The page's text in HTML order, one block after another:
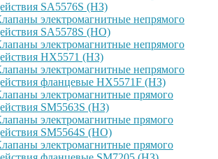
SA5576S (НЗ)
электромагнитные непрямого
SA5578S (НО)
электромагнитные непрямого
HX5571 (НЗ)
электромагнитные непрямого
фланцевые HX5571F (НЗ)
электромагнитные прямого
SM5563S (НЗ)
электромагнитные прямого
SM5564S (НО)
электромагнитные прямого